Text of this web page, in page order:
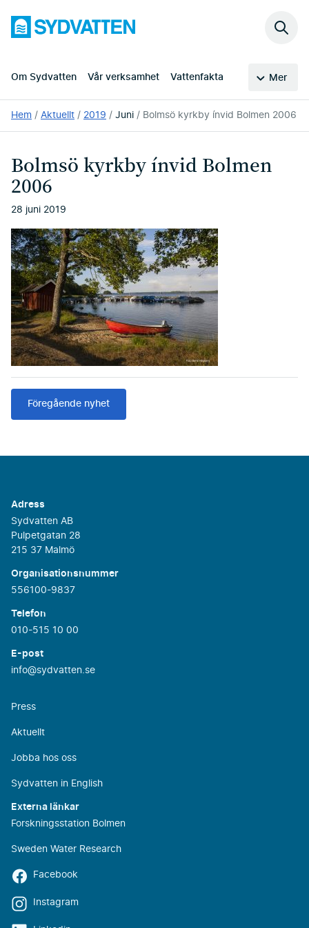
huvudinnehållet
Sydvatten
Om Sydvatten Vår verksamhet Vattenfakta Mer
Sök
Du
är
Hem Aktuellt 2019 Juni Bolmsö kyrkby ínvid Bolmen 2006
Bolmsö kyrkby ínvid Bolmen
2006
28 juni 2019
Föregående nyhet
Adress
Sydvatten AB
Pulpetgatan 28
215 37 Malmö
Organisationsnummer
556100-9837
Telefon
010-515 10 00
E-post
info@sydvatten.se
Press
Aktuellt
Jobba hos oss
Sydvatten in English
Externa länkar
Forskningsstation Bolmen
Sweden Water Research
Facebook
Instagram